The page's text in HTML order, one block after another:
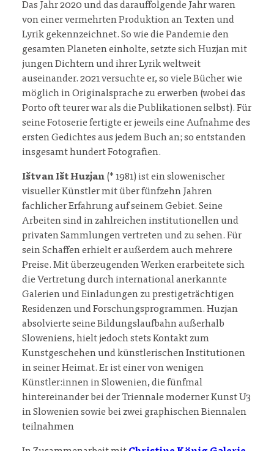
Das Jahr 2020 und das darauffolgende Jahr waren
von einer vermehrten Produktion an Texten und
Lyrik gekennzeichnet. So wie die Pandemie den
gesamten Planeten einholte, setzte sich Huzjan mit
jungen Dichtern und ihrer Lyrik weltweit
auseinander. 2021 versuchte er, so viele Bücher wie
möglich in Originalsprache zu erwerben (wobei das
Porto oft teurer war als die Publikationen selbst). Für
seine Fotoserie fertigte er jeweils eine Aufnahme des
ersten Gedichtes aus jedem Buch an; so entstanden
insgesamt hundert Fotografien.
Ištvan Išt Huzjan (* 1981) ist ein slowenischer
visueller Künstler mit über fünfzehn Jahren
fachlicher Erfahrung auf seinem Gebiet. Seine
Arbeiten sind in zahlreichen institutionellen und
privaten Sammlungen vertreten und zu sehen. Für
sein Schaffen erhielt er außerdem auch mehrere
Preise. Mit überzeugenden Werken erarbeitete sich
die Vertretung durch international anerkannte
Galerien und Einladungen zu prestigeträchtigen
Residenzen und Forschungsprogrammen. Huzjan
absolvierte seine Bildungslaufbahn außerhalb
Sloweniens, hielt jedoch stets Kontakt zum
Kunstgeschehen und künstlerischen Institutionen
in seiner Heimat. Er ist einer von wenigen
Künstler:innen in Slowenien, die fünfmal
hintereinander bei der Triennale moderner Kunst U3
in Slowenien sowie bei zwei graphischen Biennalen
teilnahmen